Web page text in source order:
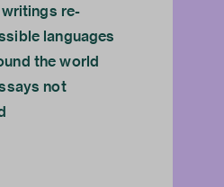
re-
languages
the world
not